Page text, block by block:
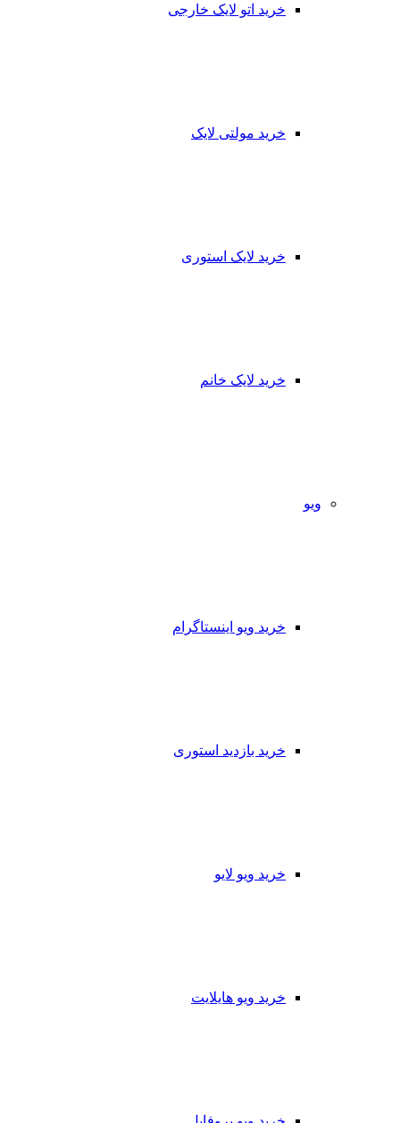
خرید اتو لایک خارجی
خرید مولتی لایک
خرید لایک استوری
خرید لایک خانم
ویو
خرید ویو اینستاگرام
خرید بازدید استوری
خرید ویو لایو
خرید ویو هایلایت